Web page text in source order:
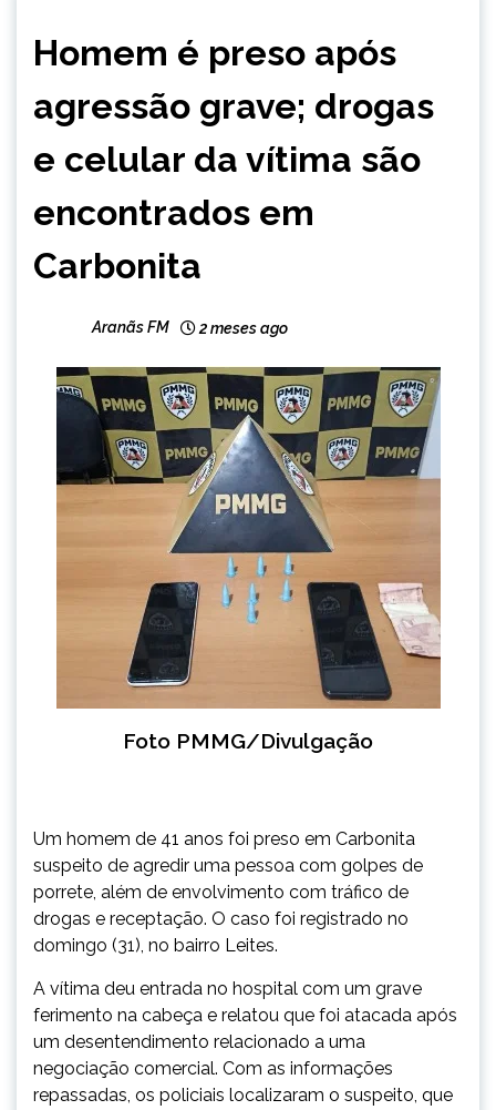
GERAIS
Homem é preso após
agressão grave; drogas
e celular da vítima são
encontrados em
Carbonita
Aranãs FM 2 meses ago
Foto PMMG/Divulgação
Um homem de 41 anos foi preso em Carbonita
suspeito de agredir uma pessoa com golpes de
porrete, além de envolvimento com tráfico de
drogas e receptação. O caso foi registrado no
domingo (31), no bairro Leites.
A vítima deu entrada no hospital com um grave
ferimento na cabeça e relatou que foi atacada após
um desentendimento relacionado a uma
negociação comercial. Com as informações
repassadas, os policiais localizaram o suspeito, que